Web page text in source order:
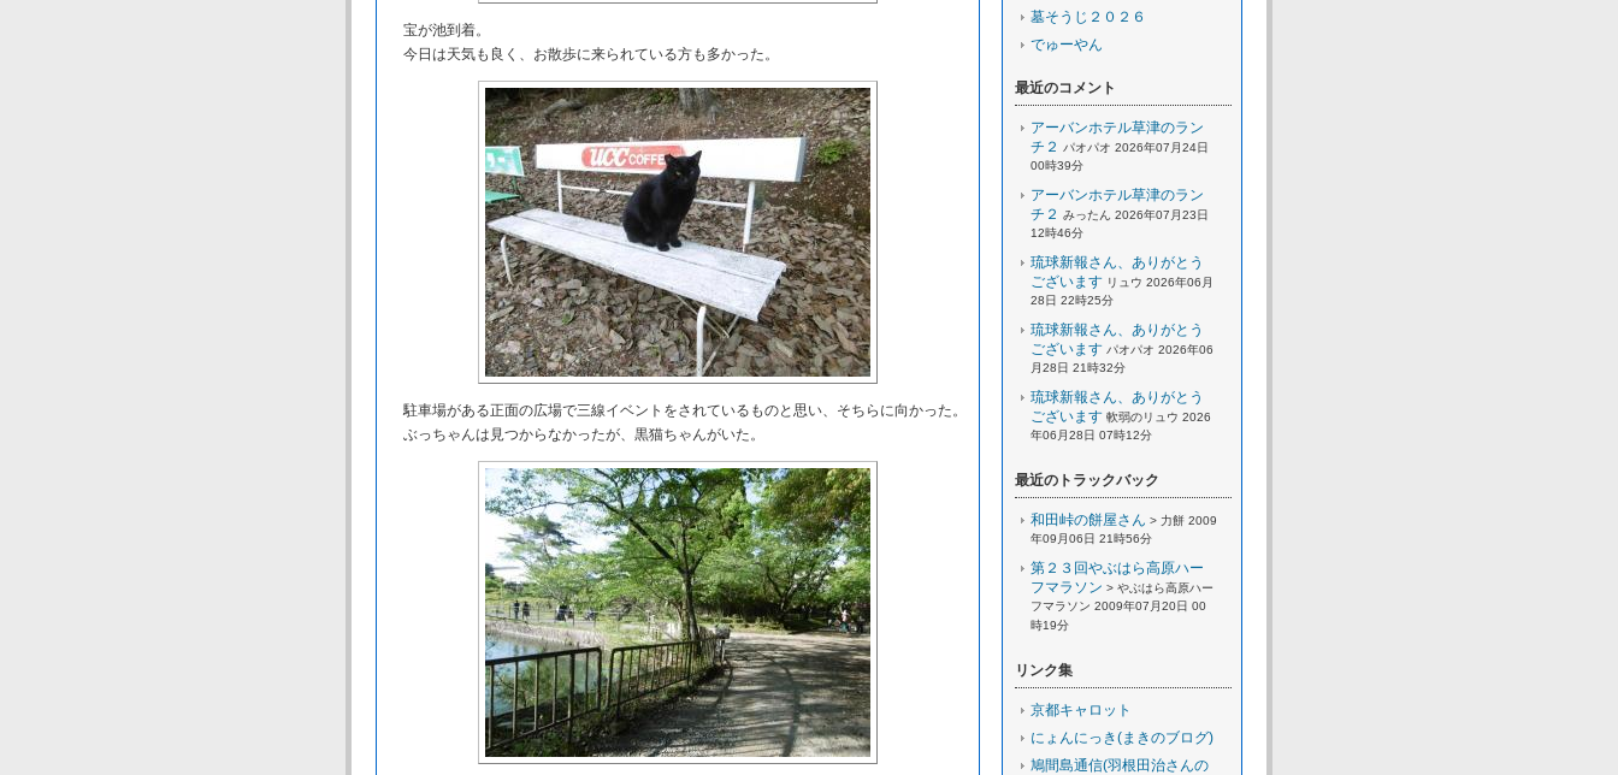
宝が池到着。
今日は天気も良く、お散歩に来られている方も多かった。
駐車場がある正面の広場で三線イベントをされているものと思い、そちらに向かった。
ぶっちゃんは見つからなかったが、黒猫ちゃんがいた。
墓そうじ２０２６
でゅーやん
最近のコメント
アーバンホテル草津のラン
チ２
パオパオ 2026年07月24日
00時39分
アーバンホテル草津のラン
チ２ みったん 2026年07月23日
12時46分
琉球新報さん、ありがとう
ございます リュウ 2026年06月
28日 22時25分
琉球新報さん、ありがとう
ございます パオパオ 2026年06
月28日 21時32分
琉球新報さん、ありがとう
ございます 軟弱のリュウ 2026
年06月28日 07時12分
最近のトラックバック
和田峠の餅屋さん > 力餅 2009
年09月06日 21時56分
第２３回やぶはら高原ハー
フマラソン > やぶはら高原ハー
フマラソン 2009年07月20日 00
時19分
リンク集
京都キャロット
にょんにっき(まきのブログ)
鳩間島通信(羽根田治さんの